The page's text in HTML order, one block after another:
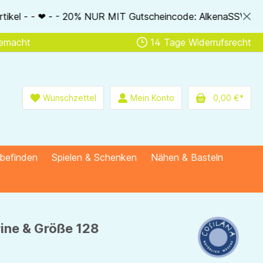
Gutscheincode: AlkenaSSV - - ❤ - - Nur im
14 Tage Widerrufsrecht
Wunschzettel Mein Konto 0,00 €*
Spielen & Schenken
Nähen & Basteln
& Größe 128